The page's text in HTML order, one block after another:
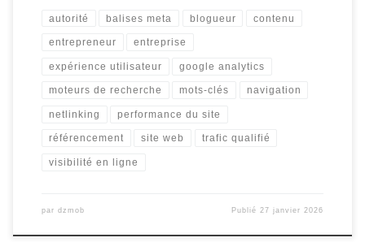
autorité balises meta blogueur contenu
entrepreneur entreprise
expérience utilisateur google analytics
moteurs de recherche mots-clés navigation
netlinking performance du site
référencement site web trafic qualifié
visibilité en ligne
par dzmob Publié 27 janvier 2026